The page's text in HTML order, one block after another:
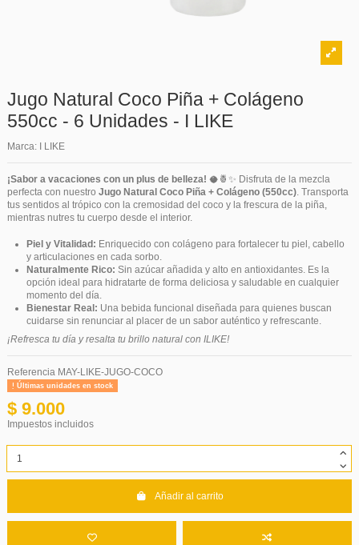
Jugo Natural Coco Piña + Colágeno
550cc - 6 Unidades - I LIKE
Marca: I LIKE
¡Sabor a vacaciones con un plus de belleza! 🥥🍍✨ Disfruta de la mezcla
perfecta con nuestro Jugo Natural Coco Piña + Colágeno (550cc). Transporta
tus sentidos al trópico con la cremosidad del coco y la frescura de la piña,
mientras nutres tu cuerpo desde el interior.
Piel y Vitalidad: Enriquecido con colágeno para fortalecer tu piel, cabello
y articulaciones en cada sorbo.
Naturalmente Rico: Sin azúcar añadida y alto en antioxidantes. Es la
opción ideal para hidratarte de forma deliciosa y saludable en cualquier
momento del día.
Bienestar Real: Una bebida funcional diseñada para quienes buscan
cuidarse sin renunciar al placer de un sabor auténtico y refrescante.
¡Refresca tu día y resalta tu brillo natural con ILIKE!
Referencia MAY-LIKE-JUGO-COCO
Últimas unidades en stock
$ 9.000
Impuestos incluidos
Añadir al carrito